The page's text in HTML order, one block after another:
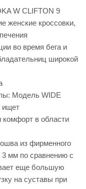
W CLIFTON 9
женские кроссовки,
во время бега и
широкой
Модель WIDE
ищет
в области
из фирменного
3 мм по сравнению с
еще большую
на суставы при